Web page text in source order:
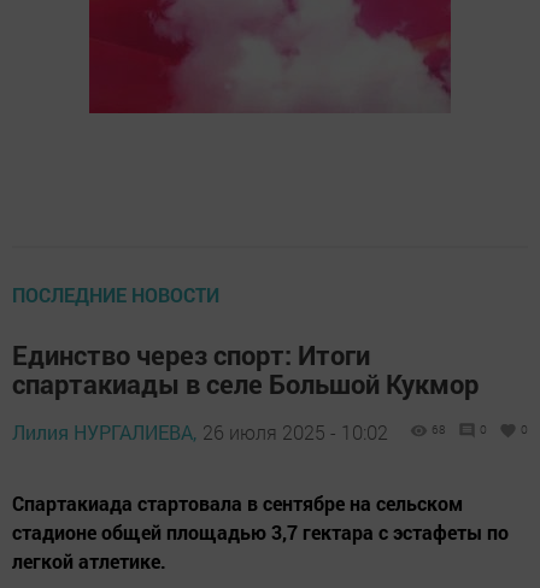
ПОСЛЕДНИЕ НОВОСТИ
Единство через спорт: Итоги
спартакиады в селе Большой Кукмор
Лилия НУРГАЛИЕВА, 26 июля 2025 - 10:02 68 0 0
Спартакиада стартовала в сентябре на сельском
стадионе общей площадью 3,7 гектара с эстафеты по
легкой атлетике.